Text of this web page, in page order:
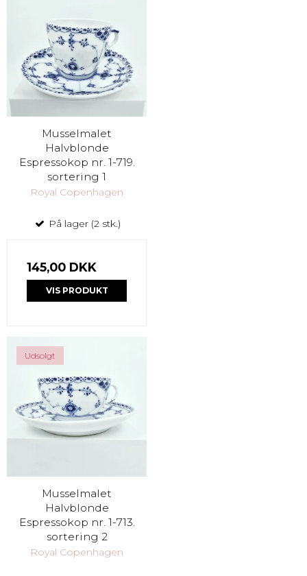
Musselmalet
Halvblonde
Espressokop nr. 1-719.
sortering 1
Royal Copenhagen
På lager (2 stk.)
145,00 DKK
VIS PRODUKT
Udsolgt
Musselmalet
Halvblonde
Espressokop nr. 1-713.
sortering 2
Royal Copenhagen